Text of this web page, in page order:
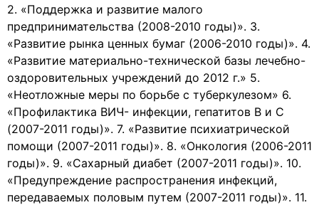
2. «Поддержка и развитие малого
предпринимательства (2008-2010 годы)». 3.
«Развитие рынка ценных бумаг (2006-2010 годы)». 4.
«Развитие материально-технической базы лечебно-
оздоровительных учреждений до 2012 г.» 5.
«Неотложные меры по борьбе с туберкулезом» 6.
«Профилактика ВИЧ- инфекции, гепатитов В и С
(2007-2011 годы)». 7. «Развитие психиатрической
помощи (2007-2011 годы)». 8. «Онкология (2006-2011
годы)». 9. «Сахарный диабет (2007-2011 годы)». 10.
«Предупреждение распространения инфекций,
передаваемых половым путем (2007-2011 годы)». 11.